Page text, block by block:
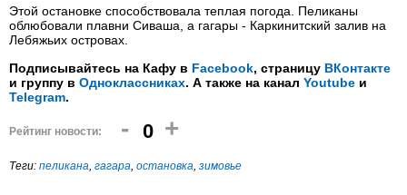
Этой остановке способствовала теплая погода. Пеликаны
облюбовали плавни Сиваша, а гагары - Каркинитский залив на
Лебяжьих островах.
Подписывайтесь на Кафу в Facebook, страницу ВКонтакте
и группу в Одноклассниках. А также на канал Youtube и
Telegram.
Рейтинг новости: - 0 +
Теги: пеликана, гагара, остановка, зимовье